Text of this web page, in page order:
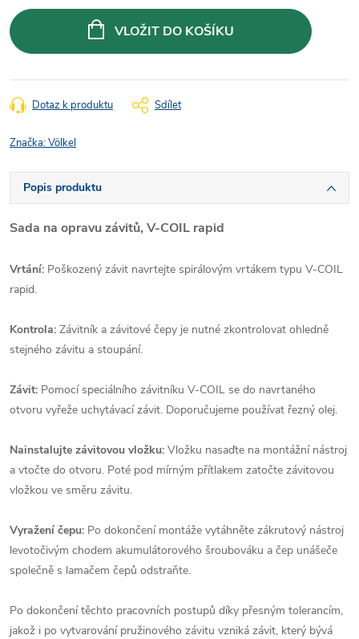
cena:
VLOŽIT DO KOŠÍKU
Dotaz k produktu Sdílet
Značka:Völkel
Popis produktu
Sada na opravu závitů, V-COIL rapid
Vrtání: Poškozený závit navrtejte spirálovým vrtákem typu V-COIL
rapid.
Kontrola: Závitník a závitové čepy je nutné zkontrolovat ohledně
stejného závitu a stoupání.
Závit: Pomocí speciálního závitníku V-COIL se do navrtaného
otvoru vyřeže uchytávací závit. Doporučujeme používat řezný olej.
Nainstalujte závitovou vložku: Vložku nasaďte na montážní nástroj
a vtočte do otvoru. Poté pod mírným přítlakem zatočte závitovou
vložkou ve směru závitu.
Vyražení čepu: Po dokončení montáže vytáhněte zákrutový nástroj
levotočivým chodem akumulátorového šroubováku a čep unášeče
společně s lamačem čepů odstraňte.
Po dokončení těchto pracovních postupů díky přesným tolerancím,
jakož i po vytvarování pružinového závitu vzniká závit, který bývá